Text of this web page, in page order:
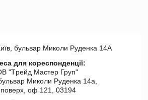
бульвар Миколи Руденка 14А
для кореспонденції:
"Tрейд Мастер Груп"
Миколи Руденка 14а,
оф 121, 03194